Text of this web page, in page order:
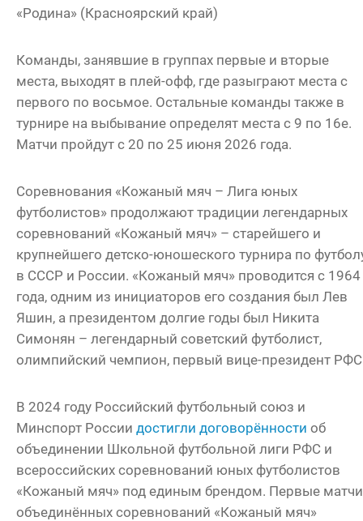
«Родина» (Красноярский край)
Команды, занявшие в группах первые и вторые
места, выходят в плей-офф, где разыграют места с
первого по восьмое. Остальные команды также в
турнире на выбывание определят места с 9 по 16е.
Матчи пройдут с 20 по 25 июня 2026 года.
Соревнования «Кожаный мяч – Лига юных
футболистов» продолжают традиции легендарных
соревнований «Кожаный мяч» – старейшего и
крупнейшего детско-юношеского турнира по
в СССР и России. «Кожаный мяч» проводится с 1964
года, одним из инициаторов его создания был Лев
Яшин, а президентом долгие годы был Никита
Симонян – легендарный советский футболист,
олимпийский чемпион, первый вице-президент
В 2024 году Российский футбольный союз и
Минспорт России достигли договорённости об
объединении Школьной футбольной лиги РФС и
всероссийских соревнований юных футболистов
«Кожаный мяч» под единым брендом. Первые матчи
объединённых соревнований «Кожаный мяч»